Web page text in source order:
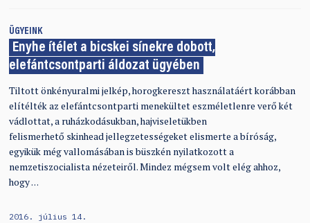
ÜGYEINK
Enyhe ítélet a bicskei sínekre dobott,
elefántcsontparti áldozat ügyében
Tiltott önkényuralmi jelkép, horogkereszt használatáért korábban
elítélték az elefántcsontparti menekültet eszméletlenre verő két
vádlottat, a ruházkodásukban, hajviseletükben
felismerhető skinhead jellegzetességeket elismerte a bíróság,
egyikük még vallomásában is büszkén nyilatkozott a
nemzetiszocialista nézeteiről. Mindez mégsem volt elég ahhoz,
hogy …
2016. július 14.